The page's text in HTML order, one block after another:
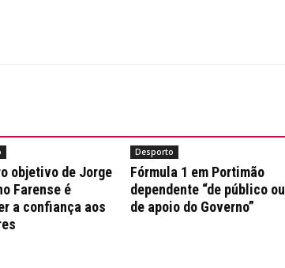
objetivo de Jorge
Farense é
a confiança aos
Desporto
Fórmula 1 em Portimão
dependente “de público ou
de apoio do Governo”